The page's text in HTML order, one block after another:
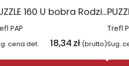
PUZZLE 160 U bobra Rodzina Treflików 15448
PAP
cena det. 18,34 zł (brutto)
Trefl
Sug.